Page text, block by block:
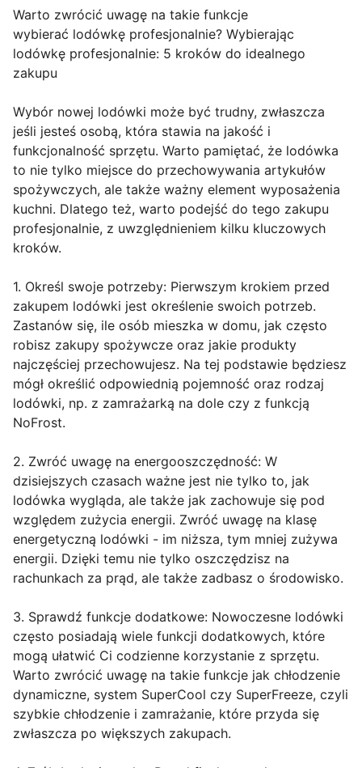
Warto zwrócić uwagę na takie funkcje
wybierać lodówkę profesjonalnie? Wybierając
lodówkę profesjonalnie: 5 kroków do idealnego
zakupu
Wybór nowej lodówki może być trudny, zwłaszcza
jeśli jesteś osobą, która stawia na jakość i
funkcjonalność sprzętu. Warto pamiętać, że lodówka
to nie tylko miejsce do przechowywania artykułów
spożywczych, ale także ważny element wyposażenia
kuchni. Dlatego też, warto podejść do tego zakupu
profesjonalnie, z uwzględnieniem kilku kluczowych
kroków.
1. Określ swoje potrzeby: Pierwszym krokiem przed
zakupem lodówki jest określenie swoich potrzeb.
Zastanów się, ile osób mieszka w domu, jak często
robisz zakupy spożywcze oraz jakie produkty
najczęściej przechowujesz. Na tej podstawie będziesz
mógł określić odpowiednią pojemność oraz rodzaj
lodówki, np. z zamrażarką na dole czy z funkcją
NoFrost.
2. Zwróć uwagę na energooszczędność: W
dzisiejszych czasach ważne jest nie tylko to, jak
lodówka wygląda, ale także jak zachowuje się pod
względem zużycia energii. Zwróć uwagę na klasę
energetyczną lodówki - im niższa, tym mniej zużywa
energii. Dzięki temu nie tylko oszczędzisz na
rachunkach za prąd, ale także zadbasz o środowisko.
3. Sprawdź funkcje dodatkowe: Nowoczesne lodówki
często posiadają wiele funkcji dodatkowych, które
mogą ułatwić Ci codzienne korzystanie z sprzętu.
Warto zwrócić uwagę na takie funkcje jak chłodzenie
dynamiczne, system SuperCool czy SuperFreeze, czyli
szybkie chłodzenie i zamrażanie, które przyda się
zwłaszcza po większych zakupach.